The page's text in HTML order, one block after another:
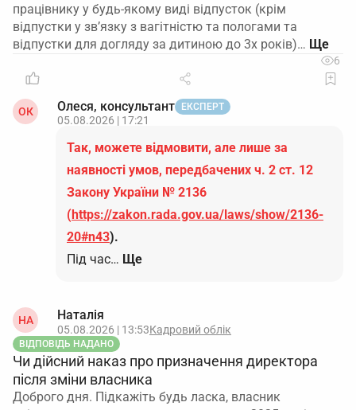
працівнику у будь-якому виді відпусток (крім
відпустки у зв’язку з вагітністю та пологами та
відпустки для догляду за дитиною до 3х років)…
6
ОК Олеся, консультант ЕКСПЕРТ
05.08.2026 | 17:21
Так, можете відмовити, але лише за
наявності умов, передбачених ч. 2 ст. 12
Закону України № 2136
(https://zakon.rada.gov.ua/laws/show/2136-
20#n43).
Під час… Ще
НА Наталія
05.08.2026 | 13:53Кадровий облік
ВІДПОВІДЬ НАДАНО
Чи дійсний наказ про призначення директора
після зміни власника
Доброго дня. Підкажіть будь ласка, власник